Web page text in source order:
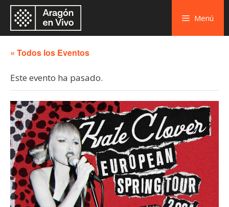
Menú
« Todos los Eventos
Este evento ha pasado.